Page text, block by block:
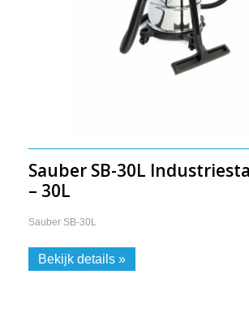
Sauber SB-30L
– 30L
Sauber SB-30L
Bekijk details »